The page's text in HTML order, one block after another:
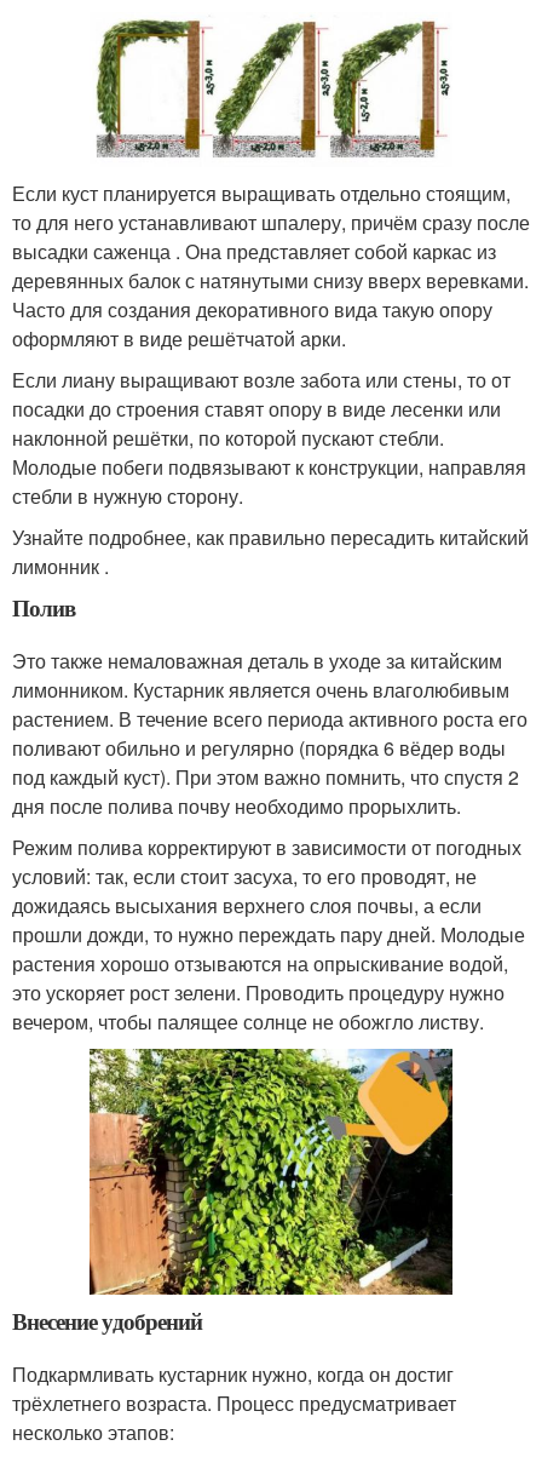
Если куст планируется выращивать отдельно стоящим,
то для него устанавливают шпалеру, причём сразу после
высадки саженца . Она представляет собой каркас из
деревянных балок с натянутыми снизу вверх веревками.
Часто для создания декоративного вида такую опору
оформляют в виде решётчатой арки.
Если лиану выращивают возле забота или стены, то от
посадки до строения ставят опору в виде лесенки или
наклонной решётки, по которой пускают стебли.
Молодые побеги подвязывают к конструкции, направляя
стебли в нужную сторону.
Узнайте подробнее, как правильно пересадить китайский
лимонник .
Полив
Это также немаловажная деталь в уходе за китайским
лимонником. Кустарник является очень влаголюбивым
растением. В течение всего периода активного роста его
поливают обильно и регулярно (порядка 6 вёдер воды
под каждый куст). При этом важно помнить, что спустя 2
дня после полива почву необходимо прорыхлить.
Режим полива корректируют в зависимости от погодных
условий: так, если стоит засуха, то его проводят, не
дожидаясь высыхания верхнего слоя почвы, а если
прошли дожди, то нужно переждать пару дней. Молодые
растения хорошо отзываются на опрыскивание водой,
это ускоряет рост зелени. Проводить процедуру нужно
вечером, чтобы палящее солнце не обожгло листву.
Внесение удобрений
Подкармливать кустарник нужно, когда он достиг
трёхлетнего возраста. Процесс предусматривает
несколько этапов: